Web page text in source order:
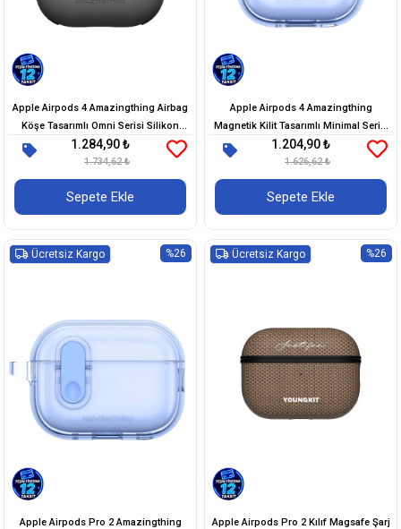
Apple Airpods 4 Amazingthing Airbag
Köşe Tasarımlı Omni Serisi Silikon
Kapak
1.284,90 ₺
1.734,62 ₺
Sepete Ekle
Apple Airpods 4 Amazingthing
Magnetik Kilit Tasarımlı Minimal Serisi
Kılıf
1.204,90 ₺
1.626,62 ₺
Sepete Ekle
Apple Airpods Pro 2 Amazingthing
%26
Ücretsiz Kargo
Apple Airpods Pro 2 Kılıf Magsafe Şarj
%26
Ücretsiz Kargo